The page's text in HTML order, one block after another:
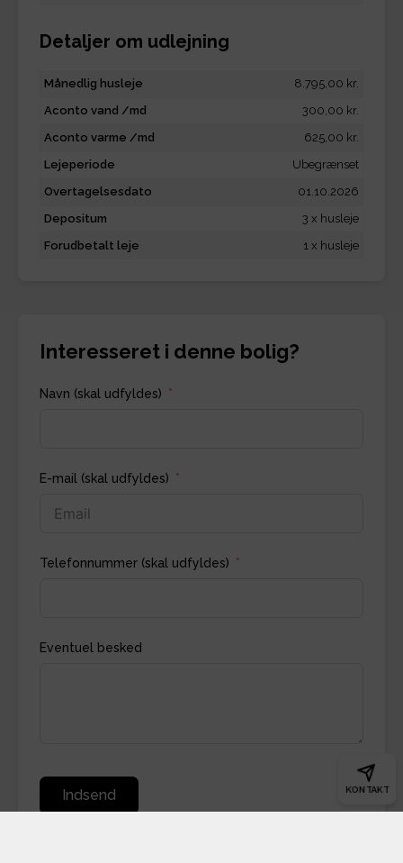
KONTAKT
Detaljer om udlejning
Månedlig husleje
8.795,00 kr.
Aconto vand /md
300,00 kr.
Aconto varme /md
625,00 kr.
Lejeperiode
Ubegrænset
Overtagelsesdato
01.10.2026
Depositum
3 x husleje
Forudbetalt leje
1 x husleje
Interesseret i denne bolig?
Navn (skal udfyldes)
E-mail (skal udfyldes)
Telefonnummer (skal udfyldes)
Eventuel besked
Indsend